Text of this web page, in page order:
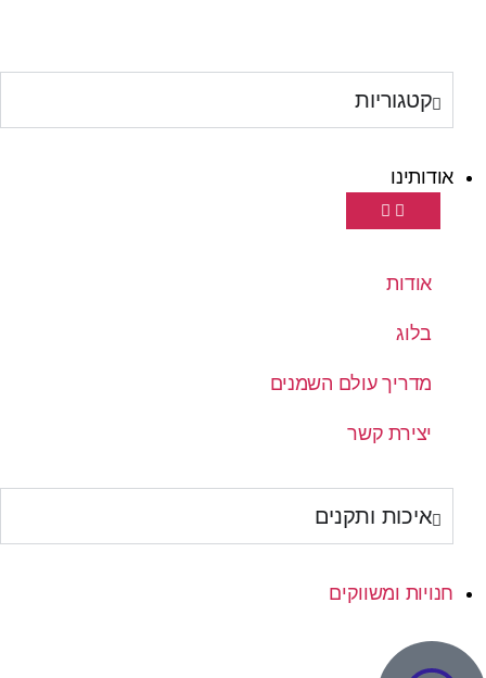
קטגוריות
אודותינו
אודות
בלוג
מדריך עולם השמנים
יצירת קשר
איכות ותקנים
חנויות ומשווקים